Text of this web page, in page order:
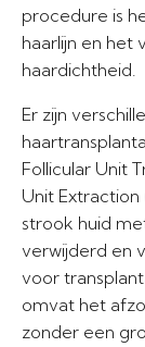
procedure is
haarlijn en het
haardichtheid.
Er zijn
Follicular Unit
Unit
strook huid
verwijderd en
voor
omvat het
zonder een